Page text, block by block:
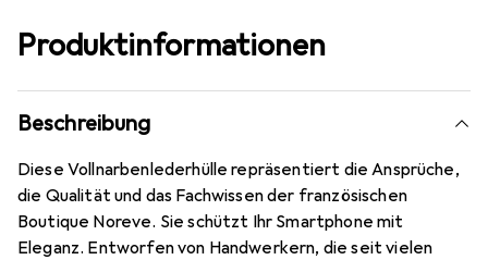
Produktinformationen
Beschreibung
Diese Vollnarbenlederhülle repräsentiert die Ansprüche,
die Qualität und das Fachwissen der französischen
Boutique Noreve. Sie schützt Ihr Smartphone mit
Eleganz. Entworfen von Handwerkern, die seit vielen